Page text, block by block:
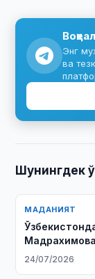
Энг
ва
Шунингдек
МАДАНИЯТ
24/07/2026